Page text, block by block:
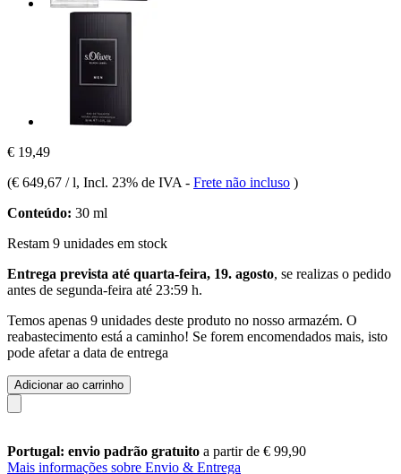
€ 19,49
(€ 649,67 / l, Incl. 23% de IVA - Frete não incluso )
Conteúdo: 30 ml
Restam 9 unidades em stock
Entrega prevista até quarta-feira, 19. agosto, se realizas o pedido
antes de segunda-feira até 23:59 h.
Temos apenas 9 unidades deste produto no nosso armazém. O
reabastecimento está a caminho! Se forem encomendados mais, isto
pode afetar a data de entrega
Adicionar ao carrinho
Portugal: envio padrão gratuito a partir de € 99,90
Mais informações sobre Envio & Entrega